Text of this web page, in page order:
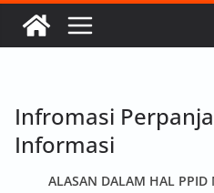
Infromasi
Informasi
ALASAN DALAM HAL PPID